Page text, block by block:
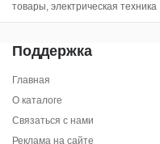
товары, электрическая техника
Поддержка
Главная
О каталоге
Связаться с нами
Реклама на сайте